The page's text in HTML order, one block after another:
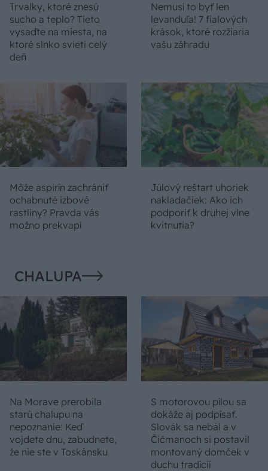
Trvalky, ktoré znesú
sucho a teplo? Tieto
vysaďte na miesta, na
ktoré slnko svieti celý
deň
Nemusí to byť len
levanduľa! 7 fialových
krások, ktoré rozžiaria
vašu záhradu
Môže aspirín zachrániť
ochabnuté izbové
rastliny? Pravda vás
možno prekvapí
Júlový reštart uhoriek
nakladačiek: Ako ich
podporiť k druhej vlne
kvitnutia?
CHALUPA
Na Morave prerobila
starú chalupu na
nepoznanie: Keď
vojdete dnu, zabudnete,
že nie ste v Toskánsku
S motorovou pílou sa
dokáže aj podpísať.
Slovák sa nebál a v
Čičmanoch si postavil
montovaný domček v
duchu tradícií